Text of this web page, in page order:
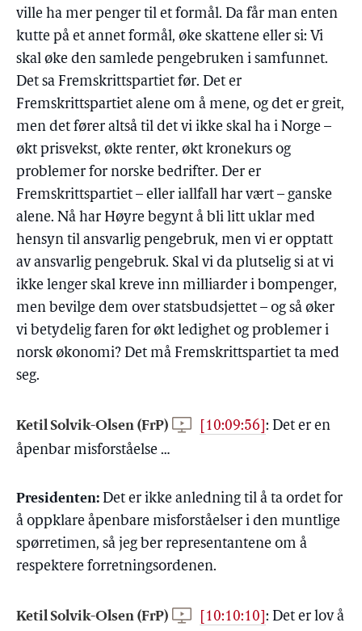
ville ha mer penger til et formål. Da får man enten
kutte på et annet formål, øke skattene eller si: Vi
skal øke den samlede pengebruken i samfunnet.
Det sa Fremskrittspartiet før. Det er
Fremskrittspartiet alene om å mene, og det er greit,
men det fører altså til det vi ikke skal ha i Norge –
økt prisvekst, økte renter, økt kronekurs og
problemer for norske bedrifter. Der er
Fremskrittspartiet – eller iallfall har vært – ganske
alene. Nå har Høyre begynt å bli litt uklar med
hensyn til ansvarlig pengebruk, men vi er opptatt
av ansvarlig pengebruk. Skal vi da plutselig si at vi
ikke lenger skal kreve inn milliarder i bompenger,
men bevilge dem over statsbudsjettet – og så øker
vi betydelig faren for økt ledighet og problemer i
norsk økonomi? Det må Fremskrittspartiet ta med
seg.
Ketil Solvik-Olsen (FrP) [10:09:56] : Det er en
åpenbar misforståelse …
Presidenten: Det er ikke anledning til å ta ordet for
å oppklare åpenbare misforståelser i den muntlige
spørretimen, så jeg ber representantene om å
respektere forretningsordenen.
Ketil Solvik-Olsen (FrP) [10:10:10] : Det er lov å